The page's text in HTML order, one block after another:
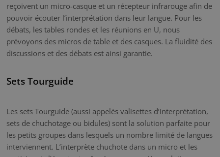
reçoivent un micro-casque et un récepteur infrarouge afin de
pouvoir écouter l’interprétation dans leur langue. Pour les
débats, les tables rondes et les réunions en U, nous
prévoyons des micros de table et des casques. La fluidité des
discussions et des débats est ainsi garantie.
Sets Tourguide
Les sets Tourguide (aussi appelés valisettes d’interprétation,
sets de chuchotage ou bidules) sont la solution parfaite pour
les petits groupes dans lesquels un nombre limité de langues
interviennent. L’interprète chuchote dans un micro et les